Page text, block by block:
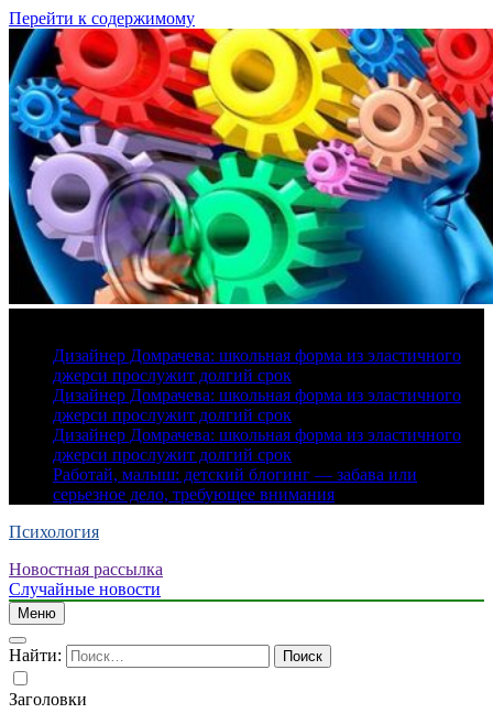
Перейти к содержимому
Дизайнер Домрачева: школьная форма из эластичного
джерси прослужит долгий срок
Дизайнер Домрачева: школьная форма из эластичного
джерси прослужит долгий срок
Дизайнер Домрачева: школьная форма из эластичного
джерси прослужит долгий срок
Работай, малыш: детский блогинг — забава или
серьезное дело, требующее внимания
Психология
Новостная рассылка
Случайные новости
Меню
Найти:
Заголовки